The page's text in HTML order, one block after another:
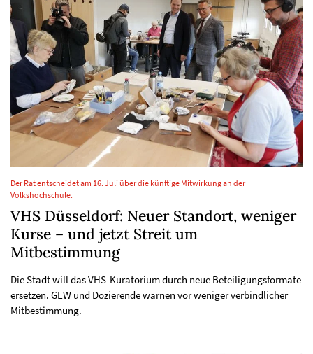
Der Rat entscheidet am 16. Juli über die künftige Mitwirkung an der
Volkshochschule.
VHS Düsseldorf: Neuer Standort, weniger
Kurse – und jetzt Streit um
Mitbestimmung
Die Stadt will das VHS-Kuratorium durch neue Beteiligungsformate
ersetzen. GEW und Dozierende warnen vor weniger verbindlicher
Mitbestimmung.